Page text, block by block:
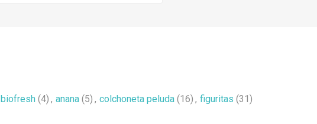
biofresh (4) , anana (5) , colchoneta peluda (16) , figuritas (31)